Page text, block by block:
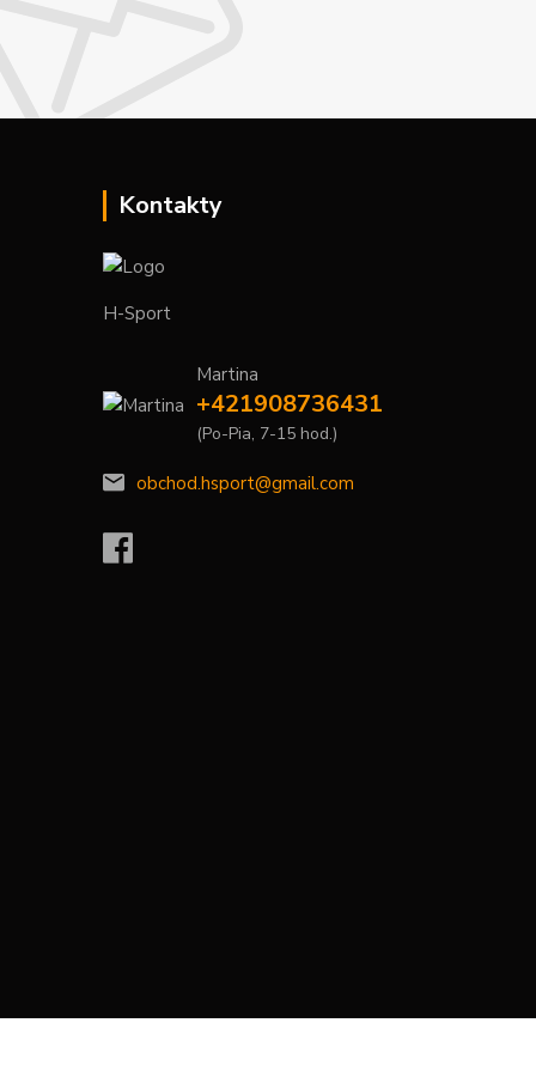
Kontakty
H-Sport
Martina
+421908736431
(Po-Pia, 7-15 hod.)
obchod.hsport@gmail.com